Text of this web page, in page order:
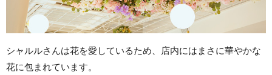
シャルルさんは花を愛しているため、店内にはまさに華やかな
花に包まれています。